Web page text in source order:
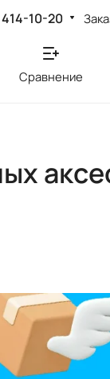
10-20
Сравнение